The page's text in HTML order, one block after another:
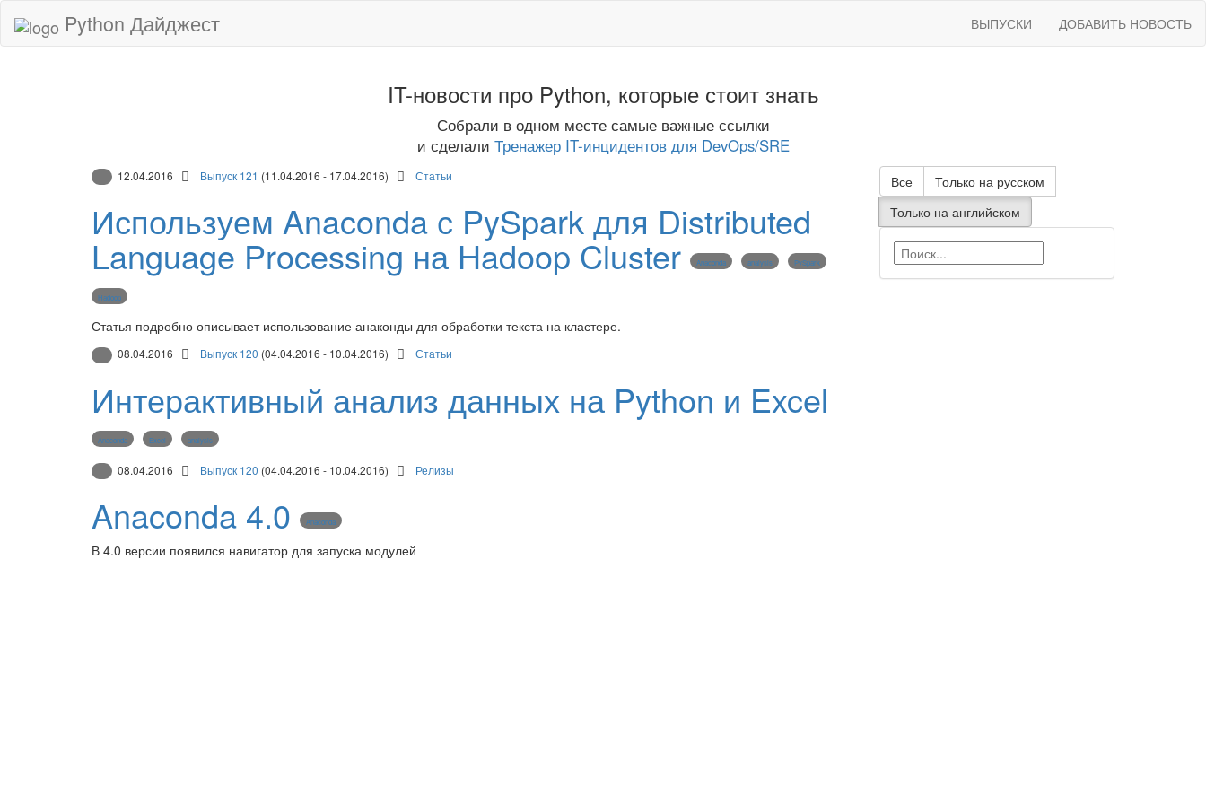
Python Дайджест ВЫПУСКИ ДОБАВИТЬ НОВОСТЬ
IT-новости про Python, которые стоит знать
Собрали в одном месте самые важные ссылки
и сделали Тренажер IT-инцидентов для DevOps/SRE
12.04.2016 Выпуск 121 (11.04.2016 - 17.04.2016) Статьи
Используем Anaconda с PySpark для Distributed
Language Processing на Hadoop Cluster Anaconda analysis PySpark
Hadoop
Статья подробно описывает использование анаконды для обработки текста на кластере.
08.04.2016 Выпуск 120 (04.04.2016 - 10.04.2016) Статьи
Интерактивный анализ данных на Python и Excel
Anaconda Excel analysis
08.04.2016 Выпуск 120 (04.04.2016 - 10.04.2016) Релизы
Anaconda 4.0 Anaconda
В 4.0 версии появился навигатор для запуска модулей
Все
Только на русском
Только на английском